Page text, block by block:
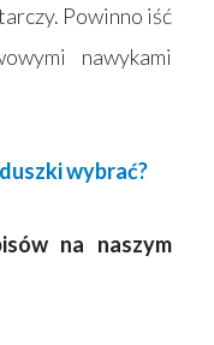
Powinno iść
nawykami
wybrać?
na naszym